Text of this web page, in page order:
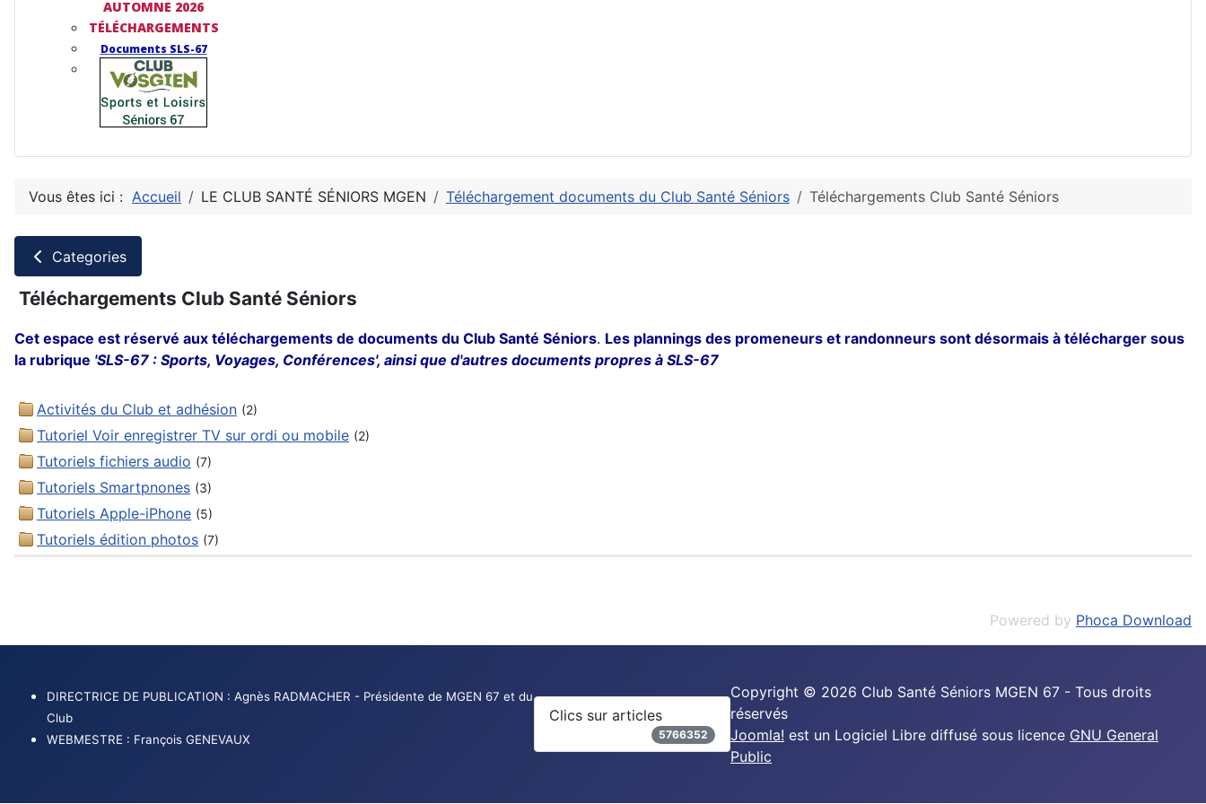
AUTOMNE 2026
TÉLÉCHARGEMENTS
Documents SLS-67
Vous êtes ici : Accueil LE CLUB SANTÉ SÉNIORS MGEN Téléchargement documents du Club Santé Séniors Téléchargements Club Santé Séniors
Categories
Téléchargements Club Santé Séniors
Cet espace est réservé aux téléchargements de documents du Club Santé Séniors. Les plannings des promeneurs et randonneurs sont désormais à télécharger sous
la rubrique 'SLS-67 : Sports, Voyages, Conférences', ainsi que d'autres documents propres à SLS-67
Activités du Club et adhésion (2)
Tutoriel Voir enregistrer TV sur ordi ou mobile (2)
Tutoriels fichiers audio (7)
Tutoriels Smartpnones (3)
Tutoriels Apple-iPhone (5)
Tutoriels édition photos (7)
Powered by Phoca Download
DIRECTRICE DE PUBLICATION : Agnès RADMACHER - Présidente de MGEN 67 et du
Club
WEBMESTRE : François GENEVAUX
Clics sur articles
5766352
Copyright © 2026 Club Santé Séniors MGEN 67 - Tous droits
réservés
Joomla! est un Logiciel Libre diffusé sous licence GNU General
Public